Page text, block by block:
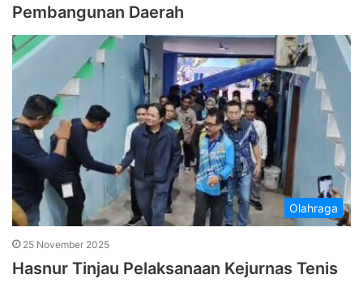
Pembangunan Daerah
Olahraga
25 November 2025
Hasnur Tinjau Pelaksanaan Kejurnas Tenis